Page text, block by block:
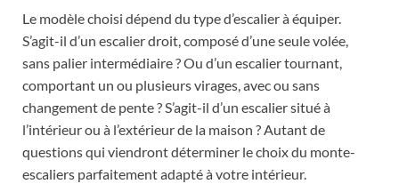
Le modèle choisi dépend du type d’escalier à équiper.
S’agit-il d’un escalier droit, composé d’une seule volée,
sans palier intermédiaire ? Ou d’un escalier tournant,
comportant un ou plusieurs virages, avec ou sans
changement de pente ? S’agit-il d’un escalier situé à
l’intérieur ou à l’extérieur de la maison ? Autant de
questions qui viendront déterminer le choix du monte-
escaliers parfaitement adapté à votre intérieur.